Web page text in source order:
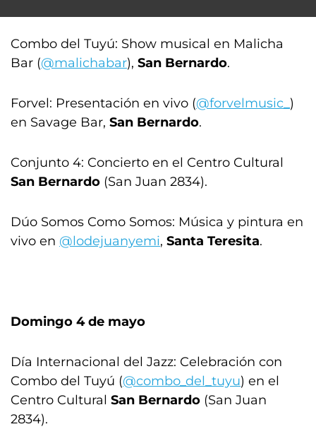
Combo del Tuyú: Show musical en Malicha
Bar (@malichabar), San Bernardo.
Forvel: Presentación en vivo (@forvelmusic_ )
en Savage Bar, San Bernardo.
Conjunto 4: Concierto en el Centro Cultural
San Bernardo (San Juan 2834).
Dúo Somos Como Somos: Música y pintura en
vivo en @lodejuanyemi, Santa Teresita.
Domingo 4 de mayo
Día Internacional del Jazz: Celebración con
Combo del Tuyú (@combo_del_tuyu) en el
Centro Cultural San Bernardo (San Juan
2834).